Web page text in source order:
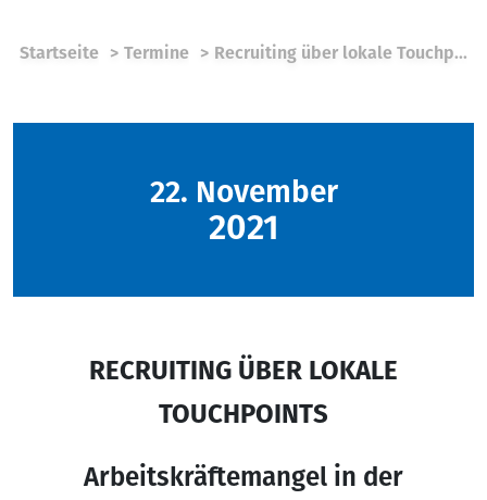
Startseite Termine Recruiting über lokale Touchp...
22. November
2021
RECRUITING ÜBER LOKALE
TOUCHPOINTS
Arbeitskräftemangel in der